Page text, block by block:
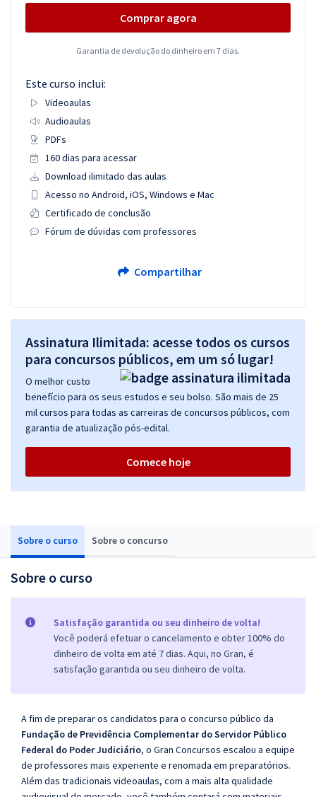
Sobre o curso Sobre o concurso
Sobre o curso
Satisfação garantida ou seu dinheiro de volta!
Você poderá efetuar o cancelamento e obter 100% do
dinheiro de volta em até 7 dias. Aqui, no Gran, é
satisfação garantida ou seu dinheiro de volta.
A fim de preparar os candidatos para o concurso público da
Fundação de Previdência Complementar do Servidor Público
Federal do Poder Judiciário, o Gran Concursos escalou a equipe
de professores mais experiente e renomada em preparatórios.
Além das tradicionais videoaulas, com a mais alta qualidade
Comprar agora
Garantia de devolução do dinheiro em 7 dias.
Este curso inclui:
Videoaulas
Audioaulas
PDFs
160 dias para acessar
Download ilimitado das aulas
Acesso no Android, iOS, Windows e Mac
Certificado de conclusão
Fórum de dúvidas com professores
Compartilhar
Assinatura Ilimitada: acesse todos os cursos
para concursos públicos, em um só lugar!
O melhor custo
benefício para os seus estudos e seu bolso. São mais de 25
mil cursos para todas as carreiras de concursos públicos, com
garantia de atualização pós-edital.
Comece hoje